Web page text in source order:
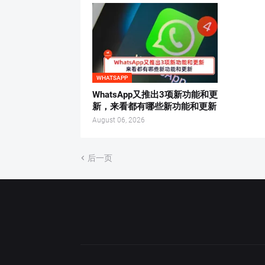
WHATSAPP
WhatsApp又推出3项新功能和更
新，来看都有哪些新功能和更新
August 06, 2026
后一页